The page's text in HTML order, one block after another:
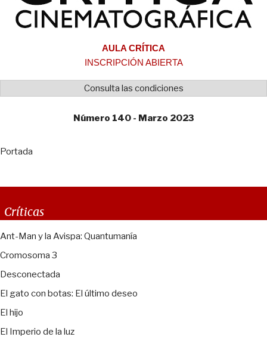
AULA CRÍTICA
INSCRIPCIÓN ABIERTA
Consulta las condiciones
Número 140 - Marzo 2023
Portada
Críticas
Ant-Man y la Avispa: Quantumanía
Cromosoma 3
Desconectada
El gato con botas: El último deseo
El hijo
El Imperio de la luz